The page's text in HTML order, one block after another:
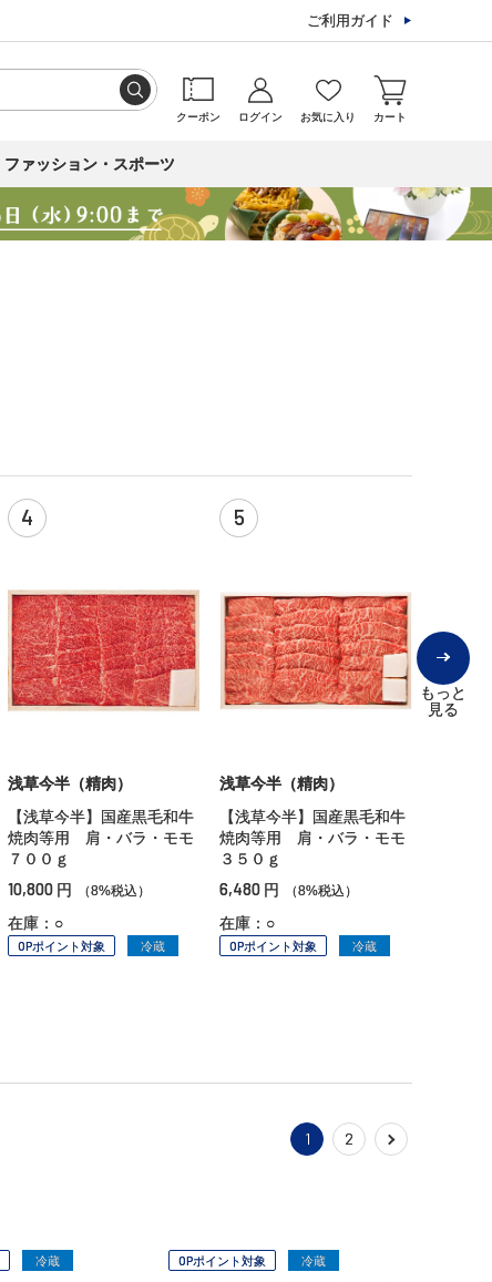
ご利用ガイド
クーポン ログイン お気に入り カート
ファッション・スポーツ
もっと
見る
4
浅草今半（精肉）
【浅草今半】国産黒毛和牛
焼肉等用 肩・バラ・モモ
７００ｇ
10,800 円 （8%税込）
在庫：○
OPポイント対象 冷蔵
5
浅草今半（精肉）
【浅草今半】国産黒毛和牛
焼肉等用 肩・バラ・モモ
３５０ｇ
6,480 円 （8%税込）
在庫：○
OPポイント対象 冷蔵
1 2
冷蔵 OPポイント対象 冷蔵